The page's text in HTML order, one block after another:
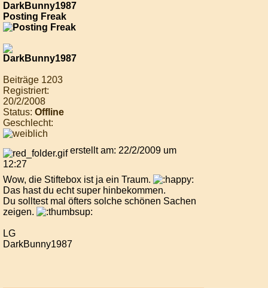
DarkBunny1987
Posting Freak
Beiträge 1203
Registriert:
20/2/2008
Status: Offline
Geschlecht:
erstellt am: 22/2/2009 um
12:27
Wow, die Stiftebox ist ja ein Traum.
Das hast du echt super hinbekommen.
Du solltest mal öfters solche schönen Sachen
zeigen.
LG
DarkBunny1987